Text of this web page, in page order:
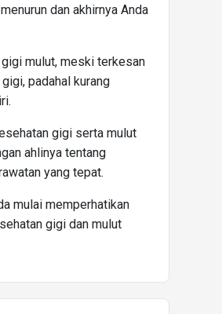
dan akhirnya Anda
mulut, meski terkesan
padahal kurang
gigi serta mulut
ahlinya tentang
yang tepat.
mulai memperhatikan
gigi dan mulut